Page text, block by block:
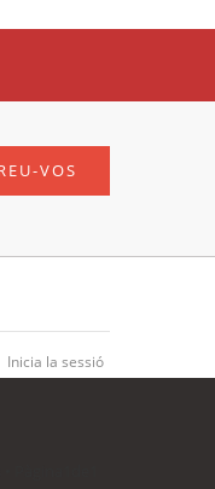
VOS
Inicia la sessió